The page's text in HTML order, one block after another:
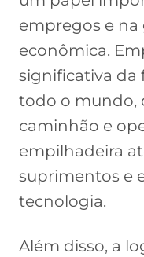
empregos e na
econômica.
significativa da
todo o mundo,
caminhão e
empilhadeira
suprimentos e
tecnologia.
Além disso, a